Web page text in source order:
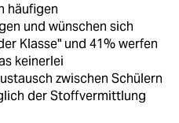
häufigen
und wünschen sich
Klasse" und 41% werfen
keinerlei
zwischen Schülern
der Stoffvermittlung